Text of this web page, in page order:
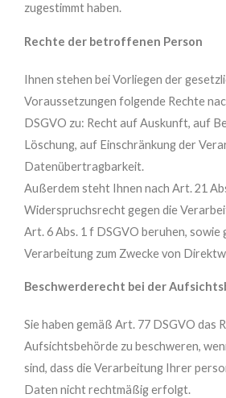
zugestimmt haben.
Rechte der betroffenen Person
Ihnen stehen bei Vorliegen der
Voraussetzungen folgende Rechte
DSGVO zu: Recht auf Auskunft, auf
Löschung, auf Einschränkung der
Datenübertragbarkeit.
Außerdem steht Ihnen nach Art. 21
Widerspruchsrecht gegen die
Art. 6 Abs. 1 f DSGVO beruhen, sowie
Verarbeitung zum Zwecke von
Beschwerderecht bei der
Sie haben gemäß Art. 77 DSGVO das
Aufsichtsbehörde zu beschweren,
sind, dass die Verarbeitung Ihrer
Daten nicht rechtmäßig erfolgt.